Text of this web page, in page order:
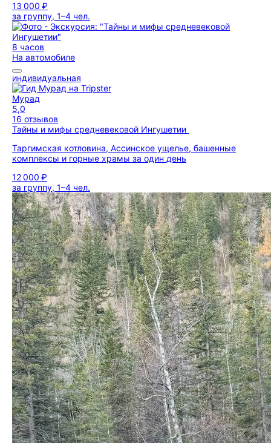
13 000 ₽
за группу, 1–4 чел.
8 часов
На автомобиле
индивидуальная
Мурад
5,0
16 отзывов
Тайны и мифы средневековой Ингушетии
Таргимская котловина, Ассинское ущелье, башенные
комплексы и горные храмы за один день
12 000 ₽
за группу, 1–4 чел.